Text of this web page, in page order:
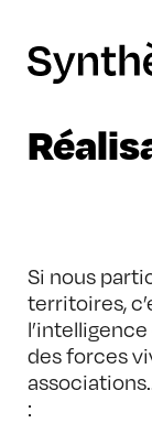
Si nous
territoires,
des forces
: